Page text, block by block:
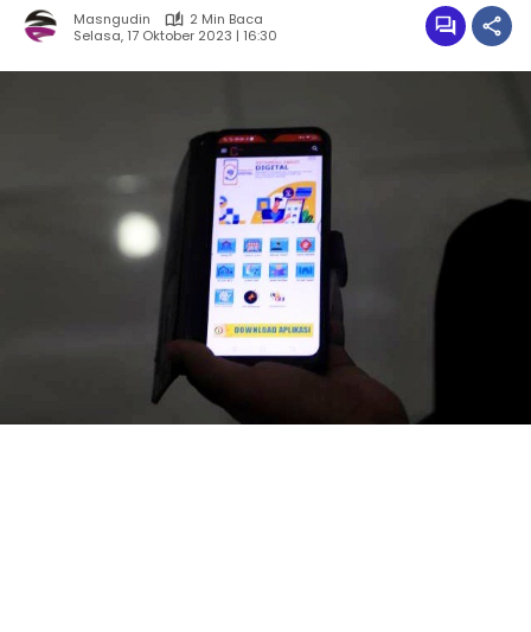
Masngudin
2 Min Baca
Selasa, 17 Oktober 2023 | 16:30